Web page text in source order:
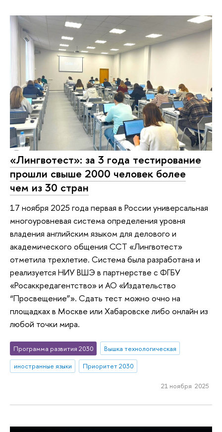
«Лингвотест»: за 3 года тестирование
прошли свыше 2000 человек более
чем из 30 стран
17 ноября 2025 года первая в России универсальная
многоуровневая система определения уровня
владения английским языком для делового и
академического общения ССТ «Лингвотест»
отметила трехлетие. Система была разработана и
реализуется НИУ ВШЭ в партнерстве с ФГБУ
«Росаккредагентство» и АО «Издательство
“Просвещение”». Сдать тест можно очно на
площадках в Москве или Хабаровске либо онлайн из
любой точки мира.
Программа развития 2030
Вышка технологическая
иностранные языки
Приоритет 2030
21 ноября 2025